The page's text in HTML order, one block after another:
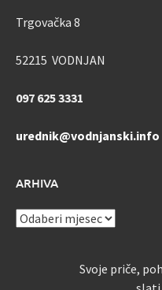
Trgovačka 8
52215 VODNJAN
097 625 3331
urednik@vodnjanski.info
ARHIVA
ARHIVA
Svoje priče,